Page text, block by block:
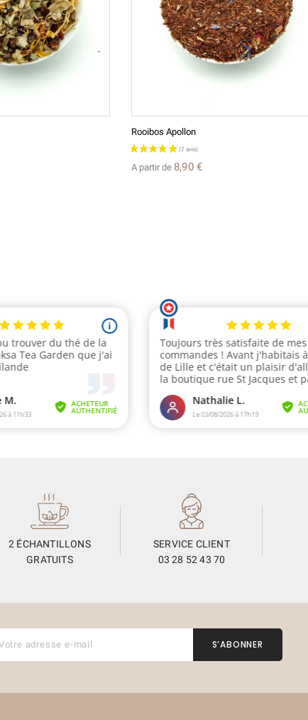
(6 avis)
Rooibos Apollon
A partir de 8,90 €
2 ÉCHANTILLONS
GRATUITS
SERVICE CLIENT
03 28 52 43 70